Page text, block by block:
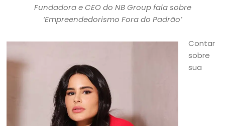
Fundadora e CEO do NB Group fala sobre
‘Empreendedorismo Fora do Padrão’
Contar
sobre
sua